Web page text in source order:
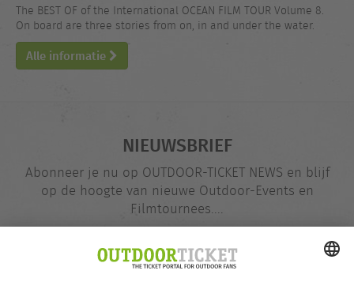
The BEST OF of the International OCEAN FILM TOUR Volume 8.
On board are three stories from on, in and under the water.
Alle informatie
NIEUWSBRIEF
Abonneer je nu op OUTDOOR-TICKET NEWS en blijf
op de hoogte van nieuwe Outdoor-Events en
Filmtournees....
mailadres